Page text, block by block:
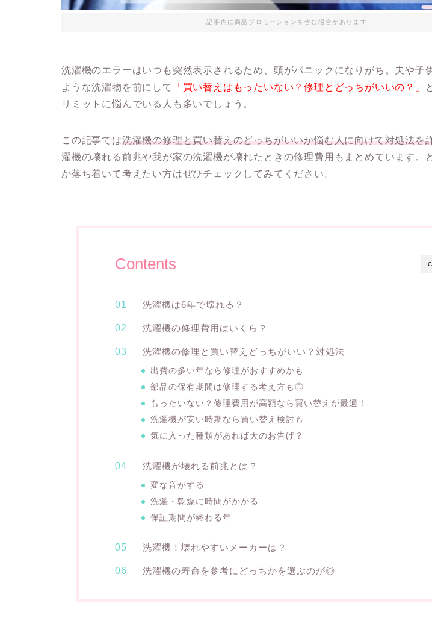
記事内に商品プロモーションを含む場合があります
洗濯機のエラーはいつも突然表示されるため、頭がパニックになりがち。夫や子
ような洗濯物を前にして
「買い替えはもったいない？修理とどっちがいいの？」
リミットに悩んでいる人も多いでしょう。
この記事では洗濯機の修理と買い替えのどっちがいいか悩む人に向けて対処法を
濯機の壊れる前兆や我が家の洗濯機が壊れたときの修理費用もまとめています。
か落ち着いて考えたい方はぜひチェックしてみてください。
Contents
洗濯機は6年で壊れる？
洗濯機の修理費用はいくら？
洗濯機の修理と買い替えどっちがいい？対処法
出費の多い年なら修理がおすすめかも
部品の保有期間は修理する考え方も◎
もったいない？修理費用が高額なら買い替えが最適！
洗濯機が安い時期なら買い替え検討も
気に入った種類があれば天のお告げ？
洗濯機が壊れる前兆とは？
変な音がする
洗濯・乾燥に時間がかかる
保証期間が終わる年
洗濯機！壊れやすいメーカーは？
洗濯機の寿命を参考にどっちかを選ぶのが◎